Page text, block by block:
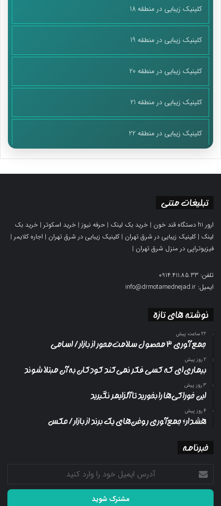
کلینیک زیبایی در منطقه 18
کلینیک زیبایی در منطقه 19
کلینیک زیبایی در منطقه 20
کلینیک زیبایی در منطقه 21
کلینیک زیبایی در منطقه 22
تبلیغات متنی
ارور h1 دستگاه قند خون | خرید بک لینک | حرفه نیوز | خرید اسکوتر | خرید بک
لینک |کلینیک زیبایی در شرق تهران |کلینیک زیبایی در شرق تهران | اجاره کلایمر |
فیزیوتراپی در منزل شرق تهران |
تلفن: 0914.411.85.33
ایمیل: info@drmotamednejad.ir
نوشته های تازه
22 ساعت پیش
جمع آوری ۳ محصول سلامت‌محور از بازار/ اسامی
2 روز پیش
بیماری‌ای که کسی فکر نمی‌کند کودکان به آن مبتلا شوند
3 روز پیش
این خوراکی‌ها را بخورید تا آلزایمر نگیرید
4 روز پیش
هشدار؛ جمع‌آوری روغن‌های یک برند از بازار/ عکس
خبرنامه
آدرس
ایمیل
خود